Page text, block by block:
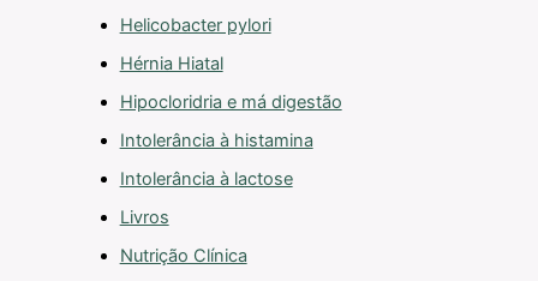
Helicobacter pylori
Hérnia Hiatal
Hipocloridria e má digestão
Intolerância à histamina
Intolerância à lactose
Livros
Nutrição Clínica